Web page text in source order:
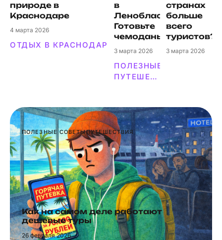
природе в
Краснодаре
4 марта 2026
ОТДЫХ В КРАСНОДАРЕ
в
Ленобласти?
Готовьте
чемоданы
3 марта 2026
ПОЛЕЗНЫЕ СОВЕТЫ
ПУТЕШЕСТВИЯ
странах
больше
всего
туристов?
3 марта 2026
Как на самом деле работают
дешевые туры
26февраля 2026
ПОЛЕЗНЫЕ СОВЕТЫПУТЕШЕСТВИЯ